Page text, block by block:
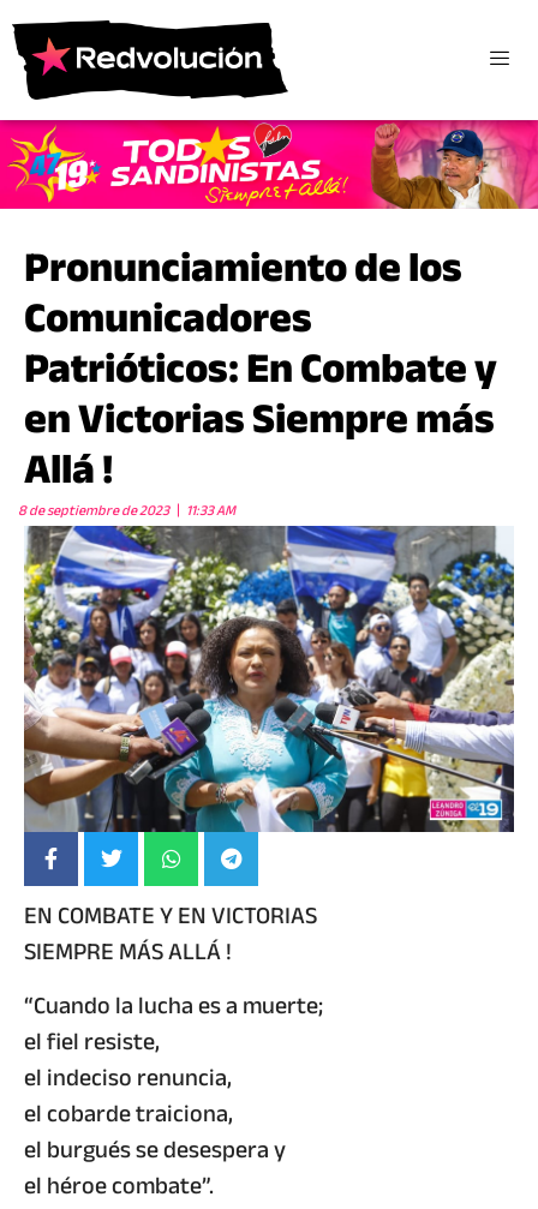
Pronunciamiento de los
Comunicadores
Patrióticos: En Combate y
en Victorias Siempre más
Allá !
8 de septiembre de 2023 11:33 AM
EN COMBATE Y EN VICTORIAS
SIEMPRE MÁS ALLÁ !
“Cuando la lucha es a muerte;
el fiel resiste,
el indeciso renuncia,
el cobarde traiciona,
el burgués se desespera y
el héroe combate”.